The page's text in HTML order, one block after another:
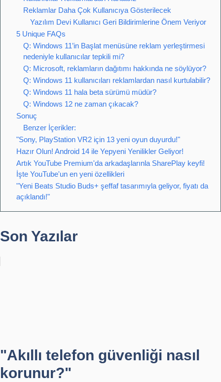
Reklamlar Daha Çok Kullanıcıya Gösterilecek
Yazılım Devi Kullanıcı Geri Bildirimlerine Önem Veriyor
5 Unique FAQs
Q: Windows 11’in Başlat menüsüne reklam yerleştirmesi
nedeniyle kullanıcılar tepkili mi?
Q: Microsoft, reklamların dağıtımı hakkında ne söylüyor?
Q: Windows 11 kullanıcıları reklamlardan nasıl kurtulabilir?
Q: Windows 11 hala beta sürümü müdür?
Q: Windows 12 ne zaman çıkacak?
Sonuç
Benzer İçerikler:
"Sony, PlayStation VR2 için 13 yeni oyun duyurdu!"
Hazır Olun! Android 14 ile Yepyeni Yenilikler Geliyor!
Artık YouTube Premium'da arkadaşlarınla SharePlay keyfi!
İşte YouTube'un en yeni özellikleri
"Yeni Beats Studio Buds+ şeffaf tasarımıyla geliyor, fiyatı da
açıklandı!"
Son Yazılar
"Akıllı telefon güvenliği nasıl
korunur?"